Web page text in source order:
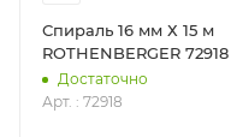
Спираль 16 мм Х 15 м
ROTHENBERGER 72918
Достаточно
Арт. : 72918